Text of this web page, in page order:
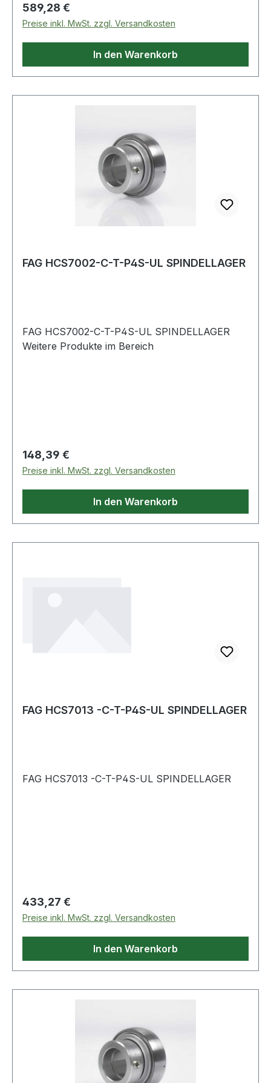
Regulärer Preis:
589,28 €
Preise inkl. MwSt. zzgl. Versandkosten
In den Warenkorb
FAG HCS7002-C-T-P4S-UL SPINDELLAGER
FAG HCS7002-C-T-P4S-UL SPINDELLAGER
Weitere Produkte im Bereich
Regulärer Preis:
148,39 €
Preise inkl. MwSt. zzgl. Versandkosten
In den Warenkorb
FAG HCS7013 -C-T-P4S-UL SPINDELLAGER
FAG HCS7013 -C-T-P4S-UL SPINDELLAGER
Regulärer Preis:
433,27 €
Preise inkl. MwSt. zzgl. Versandkosten
In den Warenkorb